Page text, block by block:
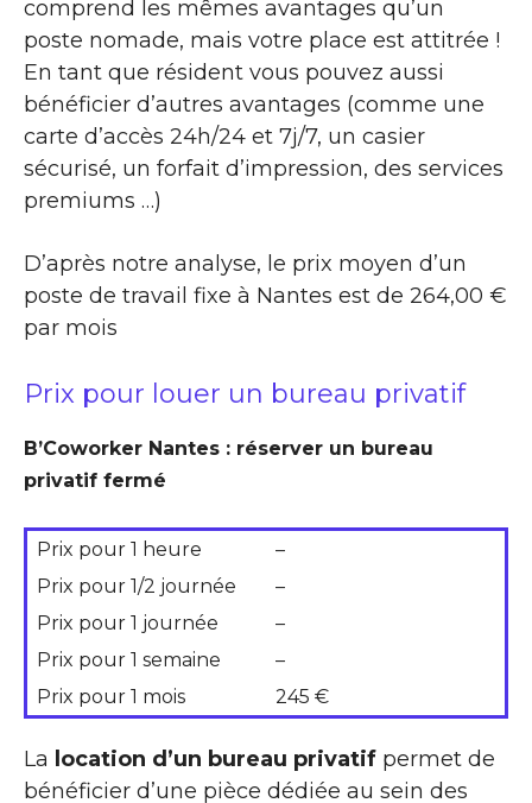
comprend les mêmes avantages qu’un
poste nomade, mais votre place est attitrée !
En tant que résident vous pouvez aussi
bénéficier d’autres avantages (comme une
carte d’accès 24h/24 et 7j/7, un casier
sécurisé, un forfait d’impression, des services
premiums …)
D’après notre analyse, le prix moyen d’un
poste de travail fixe à Nantes est de 264,00 €
par mois
Prix pour louer un bureau privatif
B’Coworker Nantes : réserver un bureau
privatif fermé
Prix pour 1 heure
–
Prix pour 1/2 journée
–
Prix pour 1 journée
–
Prix pour 1 semaine
–
Prix pour 1 mois
245 €
La location d’un bureau privatif permet de
bénéficier d’une pièce dédiée au sein des